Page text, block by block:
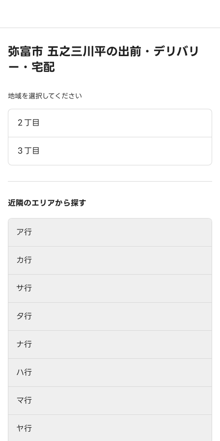
弥富市 五之三川平の出前・デリバリ
ー・宅配
地域を選択してください
２丁目
３丁目
近隣のエリアから探す
ア行
カ行
サ行
タ行
ナ行
ハ行
マ行
ヤ行